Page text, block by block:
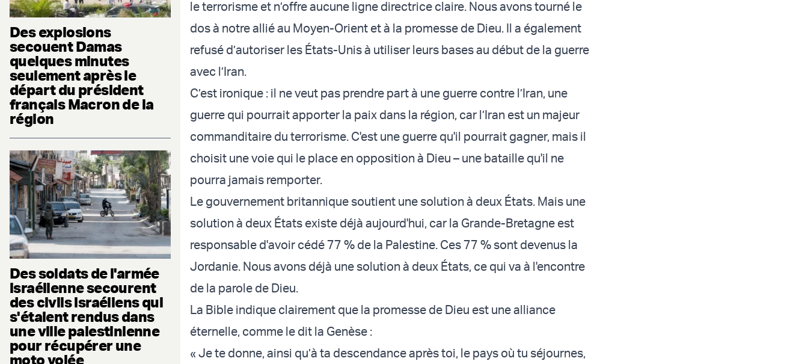
Des explosions
secouent Damas
quelques minutes
seulement après le
départ du président
français Macron de la
région
Des soldats de l'armée
israélienne secourent
des civils israéliens qui
s'étaient rendus dans
une ville palestinienne
pour récupérer une
moto volée
le terrorisme et n’offre aucune ligne directrice claire. Nous avons tourné le
dos à notre allié au Moyen-Orient et à la promesse de Dieu. Il a également
refusé d’autoriser les États-Unis à utiliser leurs bases au début de la guerre
avec l’Iran.
C’est ironique : il ne veut pas prendre part à une guerre contre l’Iran, une
guerre qui pourrait apporter la paix dans la région, car l’Iran est un majeur
commanditaire du terrorisme. C'est une guerre qu'il pourrait gagner, mais il
choisit une voie qui le place en opposition à Dieu – une bataille qu'il ne
pourra jamais remporter.
Le gouvernement britannique soutient une solution à deux États. Mais une
solution à deux États existe déjà aujourd'hui, car la Grande-Bretagne est
responsable d'avoir cédé 77 % de la Palestine. Ces 77 % sont devenus la
Jordanie. Nous avons déjà une solution à deux États, ce qui va à l'encontre
de la parole de Dieu.
La Bible indique clairement que la promesse de Dieu est une alliance
éternelle, comme le dit la Genèse :
« Je te donne, ainsi qu’à ta descendance après toi, le pays où tu séjournes,